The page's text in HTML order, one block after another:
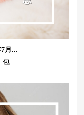
月...
包...